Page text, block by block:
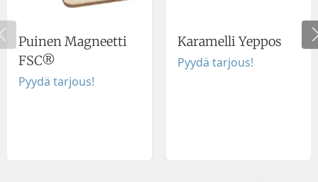
Puinen Magneetti
FSC®
Pyydä tarjous!
Karamelli Yeppos
Pyydä tarjous!